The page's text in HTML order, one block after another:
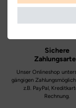
Farbe:
Verschluss:Sichere
Unser Onlineshop
gängigen
z.B. PayPal,
Rechnung.